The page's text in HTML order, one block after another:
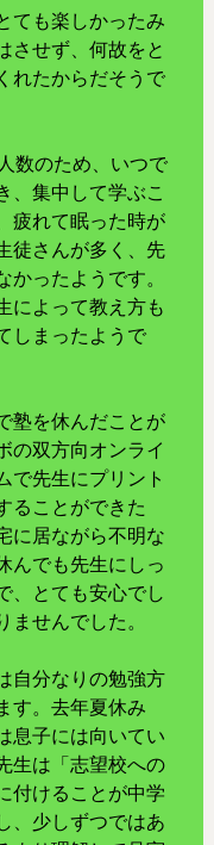
ても楽しかったみ
させず、何故をと
れたからだそうで
数のため、いつで
、集中して学ぶこ
疲れて眠った時が
徒さんが多く、先
ったようです。
によって教え方も
しまったようで
塾を休んだことが
の双方向オンライ
で先生にプリント
ることができた
に居ながら不明な
んでも先生にしっ
、とても安心でし
ませんでした。
自分なりの勉強方
す。去年夏休み
息子には向いてい
生は「志望校への
付けることが中学
、少しずつではあ